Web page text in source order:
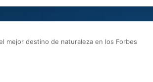
mejor destino de naturaleza en los Forbes